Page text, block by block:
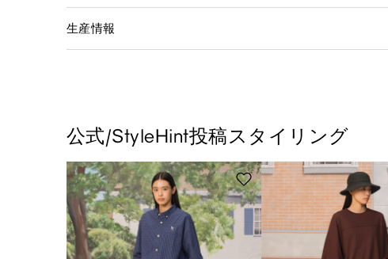
生産情報
公式/StyleHint投稿スタイリング